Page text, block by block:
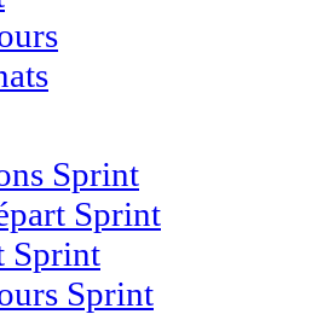
Sprint
Sprint
Sprint
Sprint